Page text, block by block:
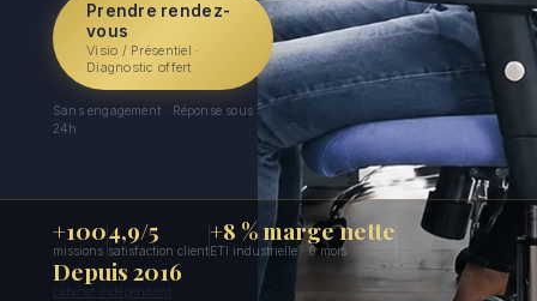
Prendre rendez-
vous
Visio / Présentiel ·
Diagnostic offert
Sans engagement · Réponse sous
24h
+100
missions
4,9/5
satisfaction client
+8 % marge nette
ETI industrielle · 6 mois
Depuis 2016
cabinet indépendant